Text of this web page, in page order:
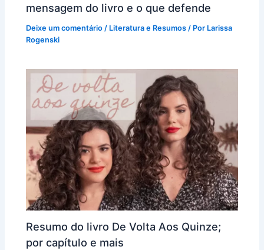
mensagem do livro e o que defende
Deixe um comentário / Literatura e Resumos / Por Larissa
Rogenski
Resumo do livro De Volta Aos Quinze;
por capítulo e mais